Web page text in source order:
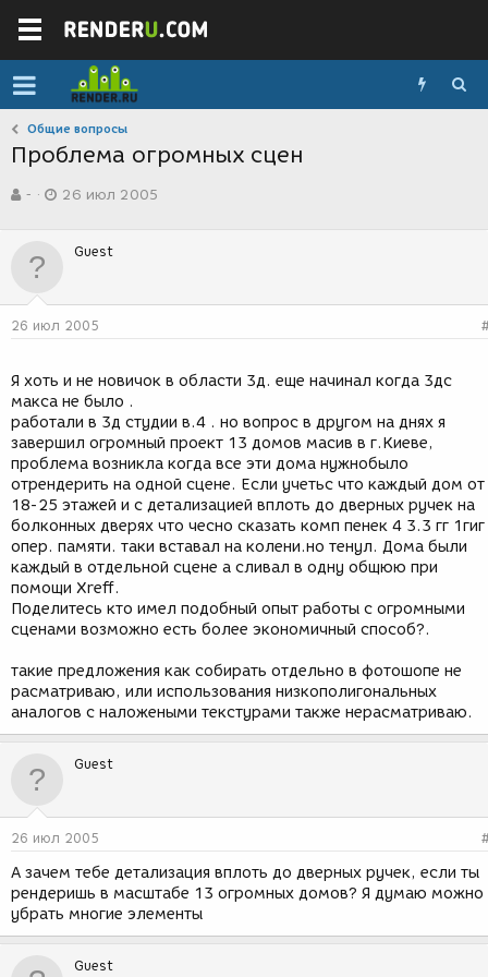
Общие вопросы
Проблема огромных сцен
в
р
м
-
а
д
и
я
26 июл 2005
Guest
26 июл 2005
Я хоть и не новичок в области 3д. еще начинал когда 3дс
макса не было .
работали в 3д студии в.4 . но вопрос в другом на днях я
завершил огромный проект 13 домов масив в г.Киеве,
проблема возникла когда все эти дома нужнобыло
отрендерить на одной сцене. Если учетьс что каждый дом от
18-25 этажей и с детализацией вплоть до дверных ручек на
болконных дверях что чесно сказать комп пенек 4 3.3 гг 1гиг
опер. памяти. таки вставал на колени.но тенул. Дома были
каждый в отдельной сцене а сливал в одну общюю при
помощи Xreff.
Поделитесь кто имел подобный опыт работы с огромными
сценами возможно есть более экономичный способ?.
такие предложения как собирать отдельно в фотошопе не
расматриваю, или использования низкополигональных
аналогов с наложеными текстурами также нерасматриваю.
Guest
26 июл 2005
А зачем тебе детализация вплоть до дверных ручек, если ты
рендеришь в масштабе 13 огромных домов? Я думаю можно
убрать многие элементы
Guest